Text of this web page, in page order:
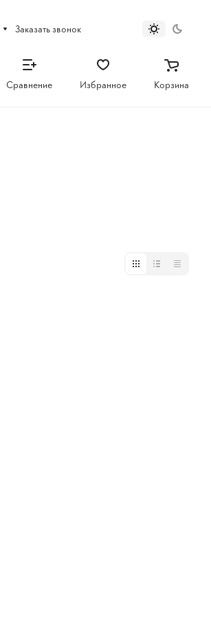
Заказать звонок
Сравнение Избранное Корзина